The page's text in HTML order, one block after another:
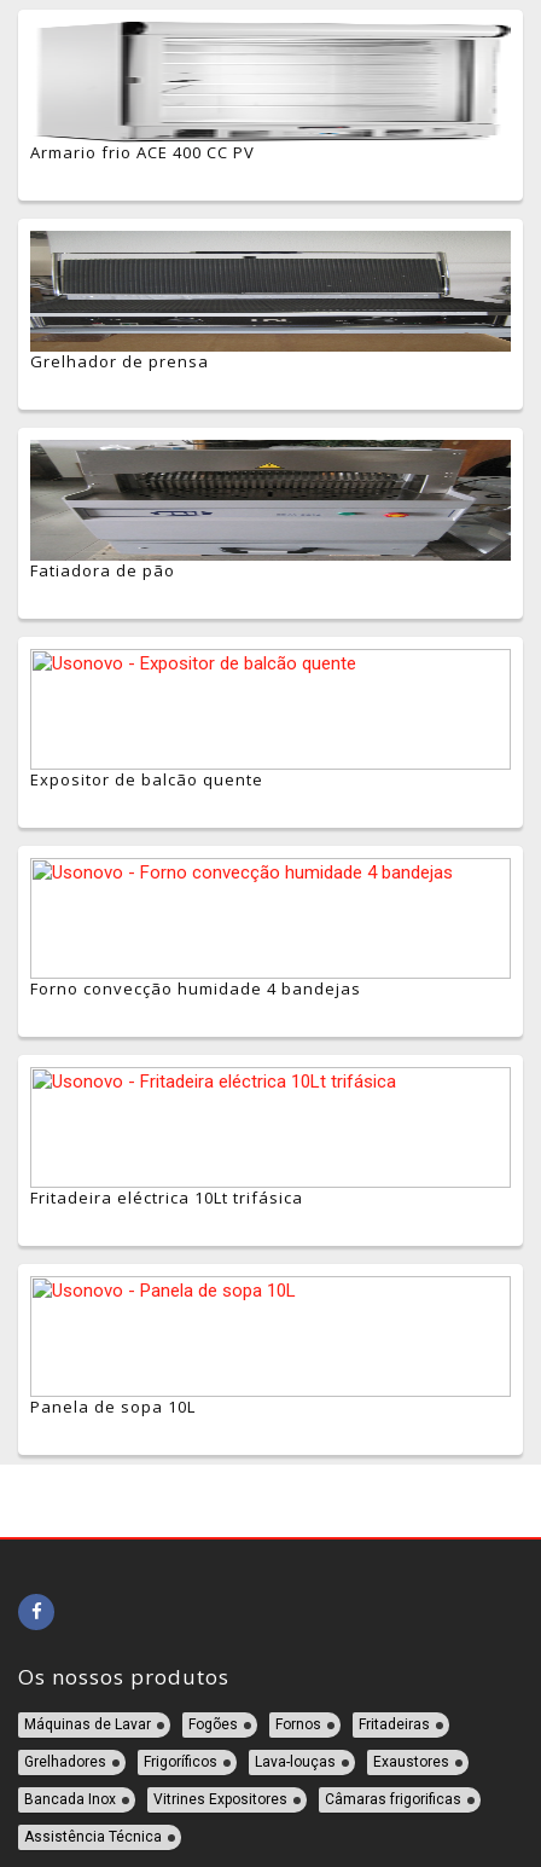
Armario frio ACE 400 CC PV
Grelhador de prensa
Fatiadora de pão
Expositor de balcão quente
Forno convecção humidade 4 bandejas
Fritadeira eléctrica 10Lt trifásica
Panela de sopa 10L
Os nossos produtos
Máquinas de Lavar Fogões Fornos Fritadeiras
Grelhadores Frigoríficos Lava-louças Exaustores
Bancada Inox Vitrines Expositores Câmaras frigorificas
Assistência Técnica